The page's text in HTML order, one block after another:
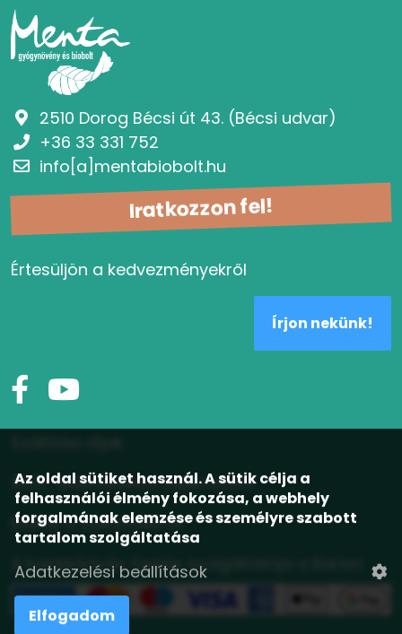
ÁSZF, adatvédelmi tájékoztató
Elállás a szerződéstől
A bankkártyás fizetés szolgáltatója a Barion
Iratkozzon fel!
Értesüljön a kedvezményekről
Írjon nekünk!
2510 Dorog Bécsi út 43. (Bécsi udvar)
+36 33 331 752
info[a]mentabiobolt.hu
Az oldal sütiket használ. A sütik célja a
felhasználói élmény fokozása, a webhely
forgalmának elemzése és személyre szabott
tartalom szolgáltatása
Adatkezelési beállítások
Elfogadom